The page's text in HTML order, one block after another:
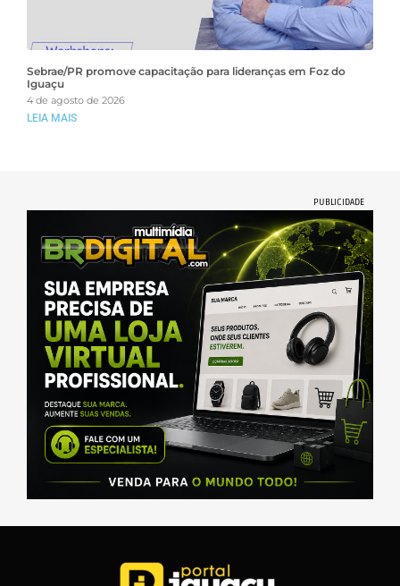
Sebrae/PR promove capacitação para lideranças em Foz do
Iguaçu
4 de agosto de 2026
LEIA MAIS
PUBLICIDADE